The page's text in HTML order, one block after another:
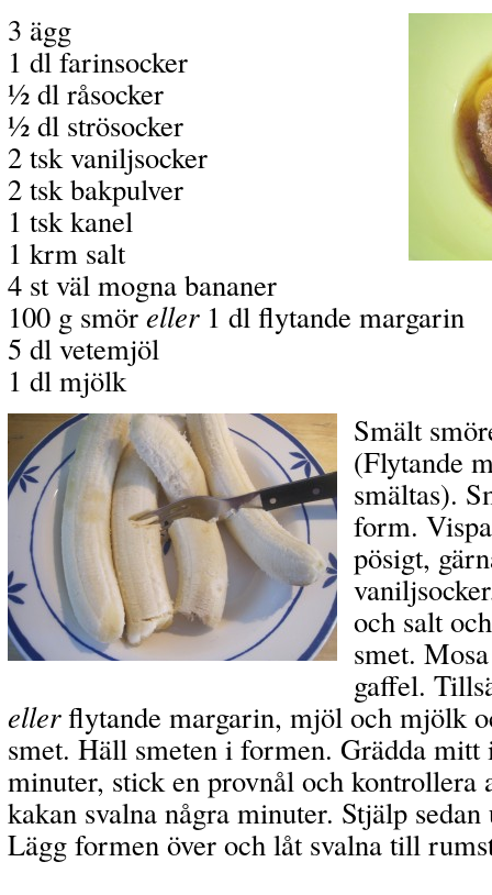
3 ägg
1 dl farinsocker
½ dl råsocker
½ dl strösocker
2 tsk vaniljsocker
2 tsk bakpulver
1 tsk kanel
1 krm salt
4 st väl mogna bananer
100 g smör eller 1 dl flytande margarin
5 dl vetemjöl
1 dl mjölk
Smält
(Flytande
smältas).
form.
pösigt,
och salt
smet.
gaffel.
ellerflytande margarin, mjöl och mjölk
smet. Häll smeten i formen. Grädda mitt
minuter, stick en provnål och kontrollera
kakan svalna några minuter. Stjälp
Lägg formen över och låt svalna till